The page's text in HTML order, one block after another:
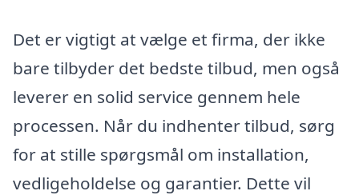
Det er vigtigt at vælge et firma, der ikke
bare tilbyder det bedste tilbud, men også
leverer en solid service gennem hele
processen. Når du indhenter tilbud, sørg
for at stille spørgsmål om installation,
vedligeholdelse og garantier. Dette vil